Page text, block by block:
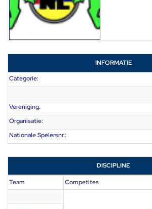
INFORMATIE
Categorie:
Vereniging:
Organisatie:
Nationale Spelersnr.:
DISCIPLINE
Team Competites